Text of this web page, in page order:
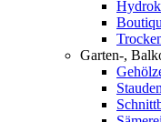
Garten-,